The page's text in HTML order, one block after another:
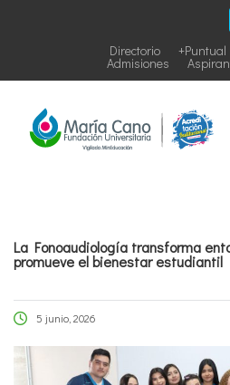
+Puntual
Directorio
Admisiones
La Fonoaudiología transforma
promueve el bienestar estudiantil
5 junio, 2026